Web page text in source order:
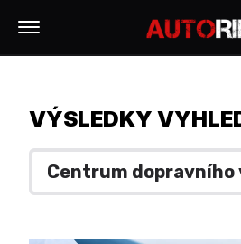
VÝSLEDKY